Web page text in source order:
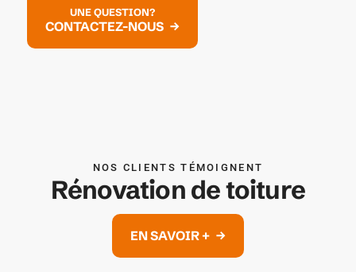
UNE QUESTION?
CONTACTEZ-NOUS
NOS CLIENTS TÉMOIGNENT
Rénovation de toiture
EN SAVOIR +